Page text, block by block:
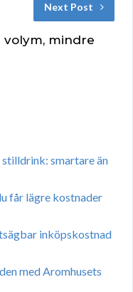
Next Post
mindre
smartare än
får lägre kostnader
inköpskostnad
med Aromhusets